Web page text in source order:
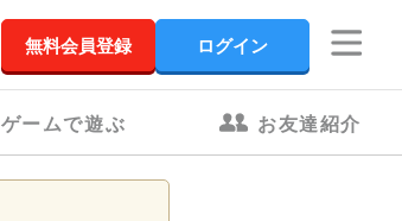
無料会員登録 ログイン
ゲームで遊ぶ お友達紹介